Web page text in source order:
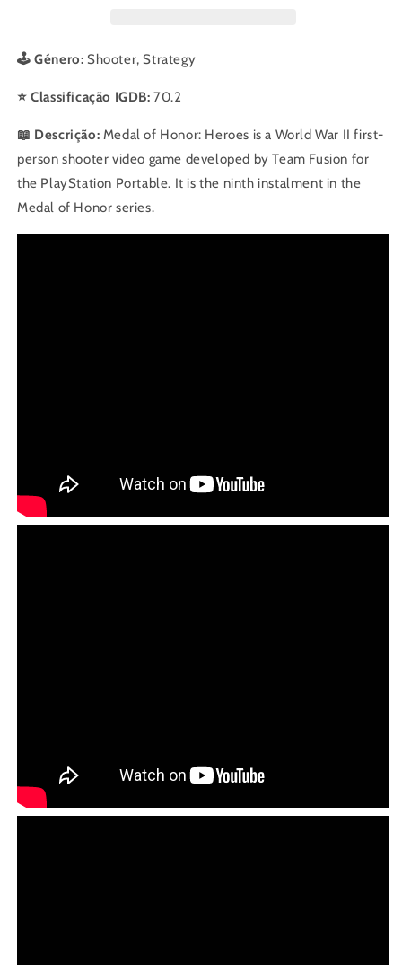
🕹️ Género: Shooter, Strategy
⭐ Classificação IGDB: 70.2
📖 Descrição: Medal of Honor: Heroes is a World War II first-
person shooter video game developed by Team Fusion for
the PlayStation Portable. It is the ninth instalment in the
Medal of Honor series.